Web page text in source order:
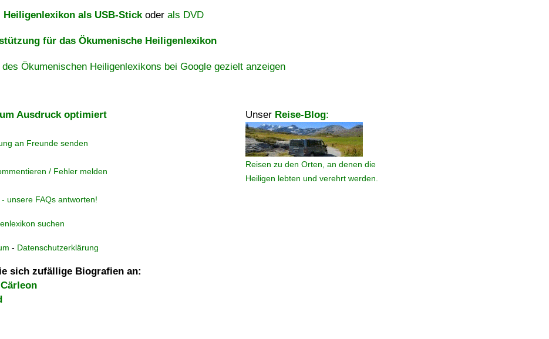
Heiligenlexikon als USB-Stickoder als DVD
für das Ökumenische Heiligenlexikon
Ökumenischen Heiligenlexikons bei Google gezielt anzeigen
Ausdruck optimiert Unser Reise-Blog:
Reisen zu den Orten, an denen die
Heiligen lebten und verehrt werden.
an Freunde senden
/ Fehler melden
unsere FAQs antworten!
suchen
- Datenschutzerklärung
sich zufällige Biografien an: